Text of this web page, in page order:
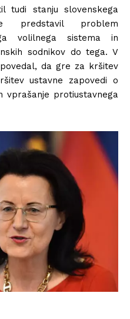
tudi stanju slovenskega
predstavil problem
volilnega sistema in
sodnikov do tega. V
da gre za kršitev
ustavne zapovedi o
vprašanje protiustavnega